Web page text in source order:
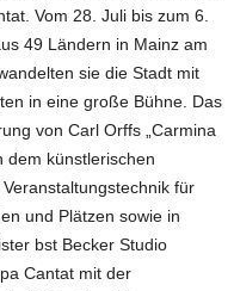
Vom 28. Juli bis zum 6.
49 Ländern in Mainz am
sie die Stadt mit
in eine große Bühne. Das
von Carl Orffs „Carmina
dem künstlerischen
für
und Plätzen sowie in
bst Becker Studio
Cantat mit der